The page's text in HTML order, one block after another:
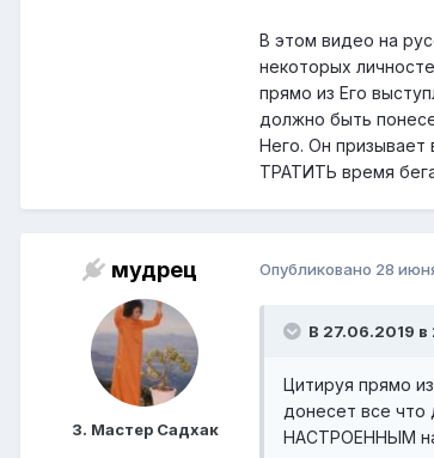
В этом видео на
некоторых
прямо из Его
должно быть
Него. Он
ТРАТИТЬ время
мудрец
3. Мастер Садхак
Опубликовано 28
В 27.06.2019 в
Цитируя прямо
донесет все
НАСТРОЕННЫМ